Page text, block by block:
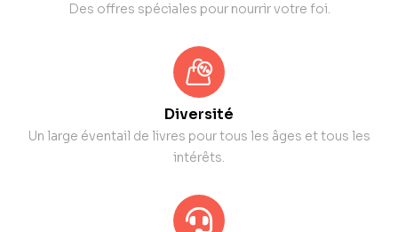
Des offres spéciales pour nourrir votre foi.
Diversité
Un large éventail de livres pour tous les âges et tous les
intérêts.